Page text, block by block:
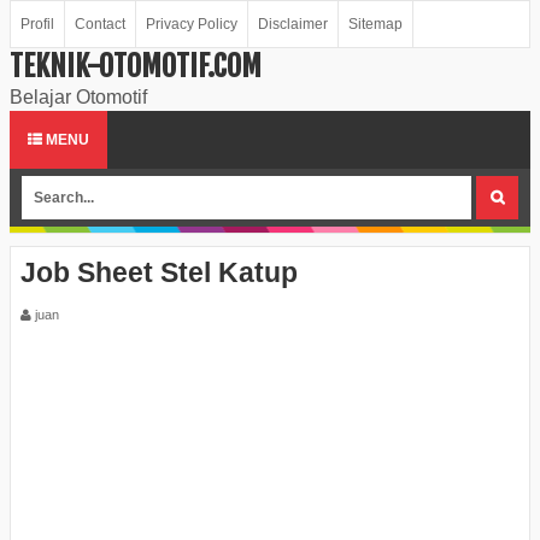
Profil Contact Privacy Policy Disclaimer Sitemap
TEKNIK-OTOMOTIF.COM
Belajar Otomotif
MENU
Job Sheet Stel Katup
juan